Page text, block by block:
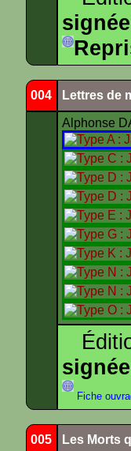
signée
004 Lettres de
Alphonse
Fiche
005 Les Morts